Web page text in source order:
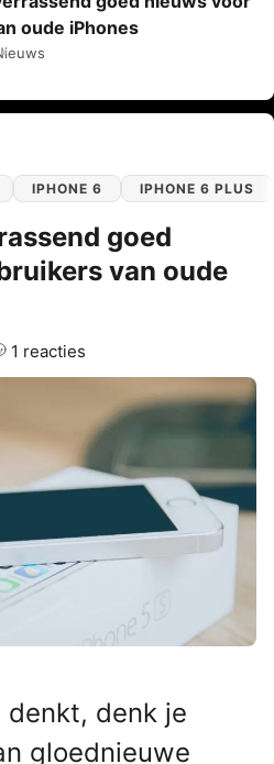
oude iPhones
IPHONE 6 IPHONE 6 PLUS
goed
van oude
1 reacties
denkt, denk je
gloednieuwe